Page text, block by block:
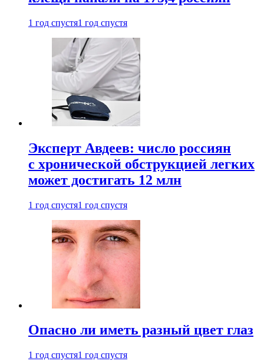
1 год спустя1 год спустя
Эксперт Авдеев: число россиян
с хронической обструкцией легких
может достигать 12 млн
1 год спустя1 год спустя
Опасно ли иметь разный цвет глаз
1 год спустя1 год спустя